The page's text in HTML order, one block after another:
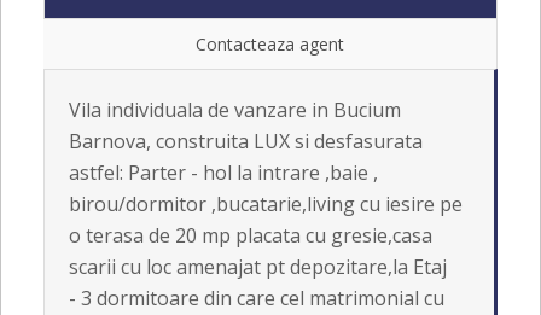
Contacteaza agent
Vila individuala de vanzare in Bucium
Barnova, construita LUX si desfasurata
astfel: Parter - hol la intrare ,baie ,
birou/dormitor ,bucatarie,living cu iesire pe
o terasa de 20 mp placata cu gresie,casa
scarii cu loc amenajat pt depozitare,la Etaj
- 3 dormitoare din care cel matrimonial cu